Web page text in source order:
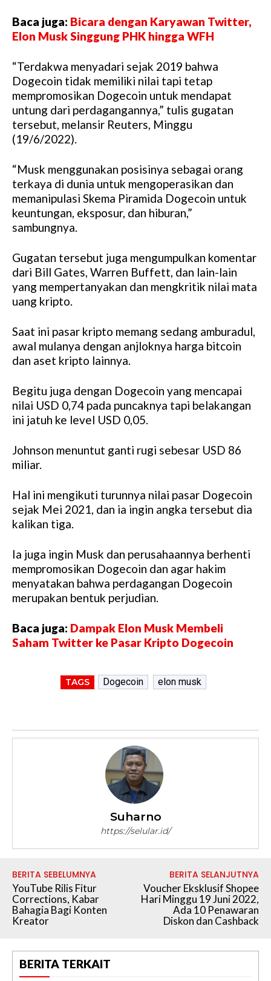
Baca juga: Bicara dengan Karyawan Twitter,
Elon Musk Singgung PHK hingga WFH
“Terdakwa menyadari sejak 2019 bahwa
Dogecoin tidak memiliki nilai tapi tetap
mempromosikan Dogecoin untuk mendapat
untung dari perdagangannya,” tulis gugatan
tersebut, melansir Reuters, Minggu
(19/6/2022).
“Musk menggunakan posisinya sebagai orang
terkaya di dunia untuk mengoperasikan dan
memanipulasi Skema Piramida Dogecoin untuk
keuntungan, eksposur, dan hiburan,”
sambungnya.
Gugatan tersebut juga mengumpulkan komentar
dari Bill Gates, Warren Buffett, dan lain-lain
yang mempertanyakan dan mengkritik nilai mata
uang kripto.
Saat ini pasar kripto memang sedang amburadul,
awal mulanya dengan anjloknya harga bitcoin
dan aset kripto lainnya.
Begitu juga dengan Dogecoin yang mencapai
nilai USD 0,74 pada puncaknya tapi belakangan
ini jatuh ke level USD 0,05.
Johnson menuntut ganti rugi sebesar USD 86
miliar.
Hal ini mengikuti turunnya nilai pasar Dogecoin
sejak Mei 2021, dan ia ingin angka tersebut dia
kalikan tiga.
Ia juga ingin Musk dan perusahaannya berhenti
mempromosikan Dogecoin dan agar hakim
menyatakan bahwa perdagangan Dogecoin
merupakan bentuk perjudian.
Baca juga: Dampak Elon Musk Membeli
Saham Twitter ke Pasar Kripto Dogecoin
TAGS Dogecoin elon musk
Suharno
https://selular.id/
BERITA SEBELUMNYA
YouTube Rilis Fitur
Corrections, Kabar
Bahagia Bagi Konten
Kreator
BERITA SELANJUTNYA
Voucher Eksklusif Shopee
Hari Minggu 19 Juni 2022,
Ada 10 Penawaran
Diskon dan Cashback
BERITA TERKAIT